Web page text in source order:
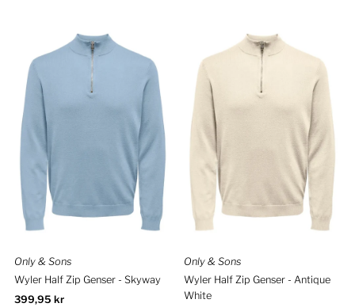
Only & Sons
Wyler Half Zip Genser - Skyway
Ordinær
399,95 kr
Only & Sons
Wyler Half Zip Genser - Antique
White